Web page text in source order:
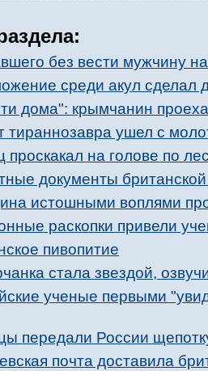
без вести мужчину
среди акул сделал
дома": крымчанин
тираннозавра ушел с
проскакал на голове по
документы
истошными воплями
раскопки привели
пивопитие
стала звездой,
ученые первыми
передали России
почта доставила